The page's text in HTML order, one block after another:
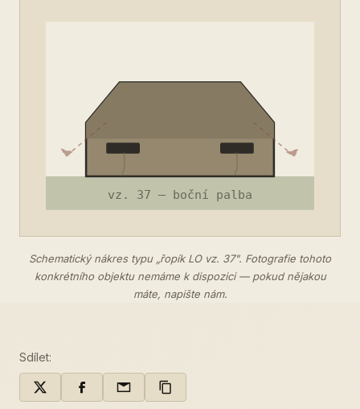
Schematický nákres typu „řopík LO vz. 37". Fotografie tohoto
konkrétního objektu nemáme k dispozici — pokud nějakou
máte, napište nám.
Sdílet: